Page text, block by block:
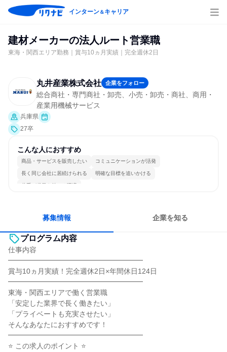
インターン＆キャリア
建材メーカーの法人ルート営業職
東海・関西エリア勤務｜賞与10ヵ月実績｜完全週休2日
丸井産業株式会社 企業をフォロー
総合商社・専門商社・卸売、小売・卸売・商社、商用・
産業用機械サービス
兵庫県
27卒
こんな人におすすめ
商品・サービスを販売したい コミュニケーションが活発
長く同じ会社に居続けられる 明確な目標を追いかける
若手が裁量を持てる環境
募集情報 企業を知る
プログラム内容
仕事内容
━━━━━━━━━━━━━━━━━━━
賞与10ヵ月実績！完全週休2日×年間休日124日
━━━━━━━━━━━━━━━━━━━
東海・関西エリアで働く営業職
「安定した業界で長く働きたい」
「プライベートも充実させたい」
そんなあなたにおすすめです！
━━━━━━━━━━━━━━━━━━━
⭐ この求人のポイント ⭐